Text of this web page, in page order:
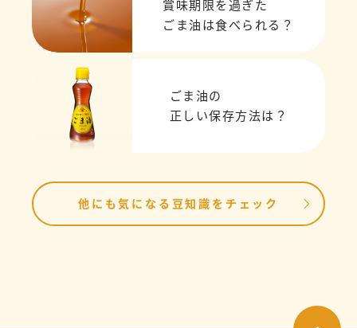
賞味期限を過ぎた
ごま油は食べられる？
ごま油の
正しい保存方法は？
他にも気になる豆知識をチェック